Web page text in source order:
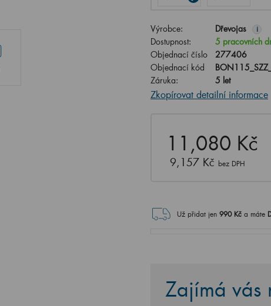
Výrobce: Dřevojas i
Dostupnost:
5 pracovních
Objednací číslo
277406
Objednací kód
Záruka:
5 let
Zkopírovat detailní informace
11,080 Kč
9,157 Kč bez DPH
Už přidat jen 990Kč a máte
Zajímá vás